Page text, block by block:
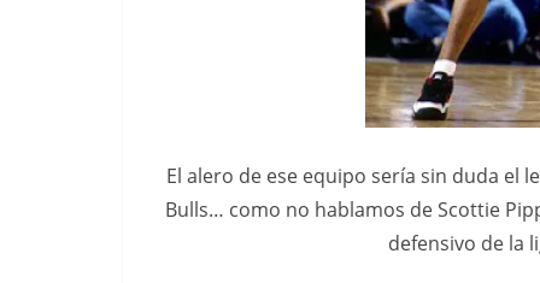
El alero de ese equipo sería sin duda el
Bulls… como no hablamos de Scottie
defensivo de la